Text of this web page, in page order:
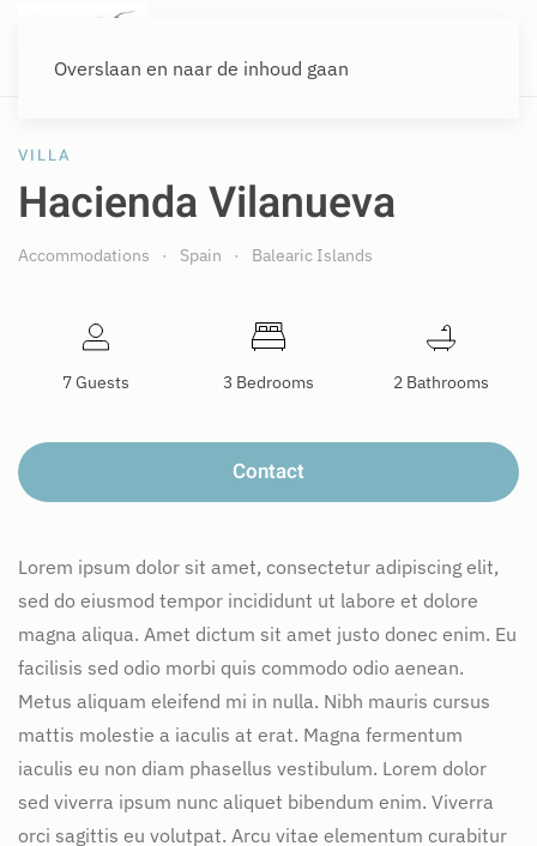
Overslaan en naar de inhoud gaan
VILLA
Hacienda Vilanueva
Accommodations Spain Balearic Islands
7 Guests 3 Bedrooms 2 Bathrooms
Contact
Lorem ipsum dolor sit amet, consectetur adipiscing elit,
sed do eiusmod tempor incididunt ut labore et dolore
magna aliqua. Amet dictum sit amet justo donec enim. Eu
facilisis sed odio morbi quis commodo odio aenean.
Metus aliquam eleifend mi in nulla. Nibh mauris cursus
mattis molestie a iaculis at erat. Magna fermentum
iaculis eu non diam phasellus vestibulum. Lorem dolor
sed viverra ipsum nunc aliquet bibendum enim. Viverra
orci sagittis eu volutpat. Arcu vitae elementum curabitur